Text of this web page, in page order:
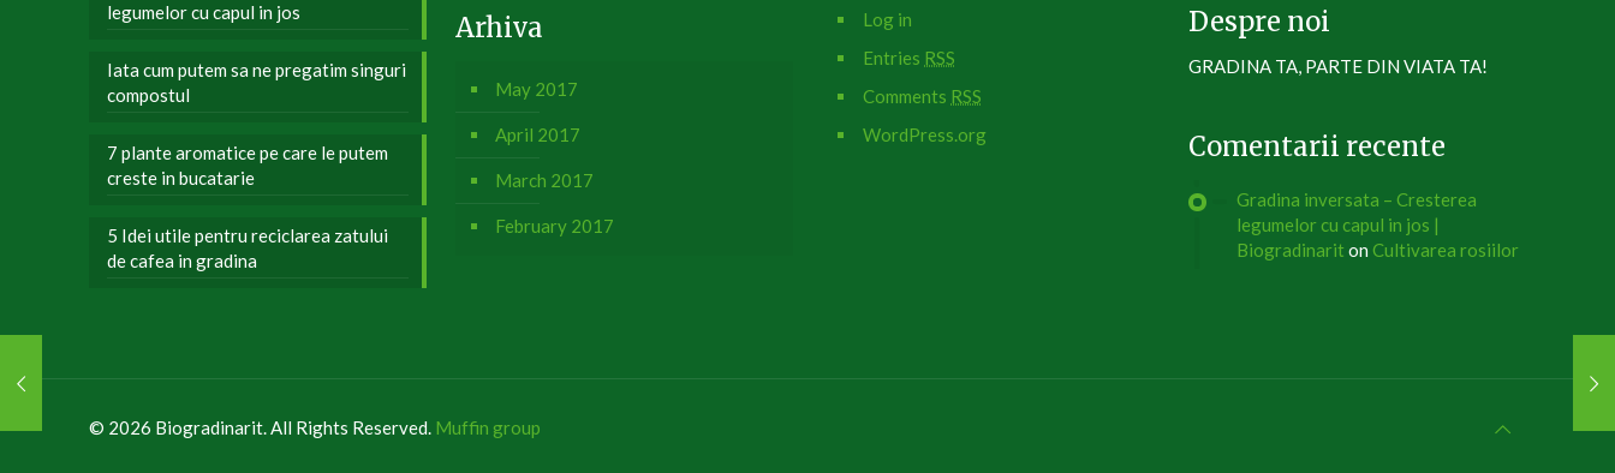
legumelor cu capul in jos
Iata cum putem sa ne pregatim singuri
compostul
7 plante aromatice pe care le putem
creste in bucatarie
5 Idei utile pentru reciclarea zatului
de cafea in gradina
Arhiva
May 2017
April 2017
March 2017
February 2017
Log in
Entries RSS
Comments RSS
WordPress.org
Despre noi
GRADINA TA, PARTE DIN VIATA TA!
Comentarii recente
Gradina inversata – Cresterea
legumelor cu capul in jos |
Biogradinarit on Cultivarea rosiilor
© 2026 Biogradinarit. All Rights Reserved. Muffin group